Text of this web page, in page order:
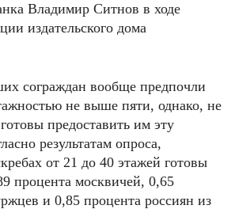
Владимир Ситнов в ходе
издательского дома
сограждан вообще предпочли
не выше пяти, однако, не
предоставить им эту
результатам опроса,
от 21 до 40 этажей готовы
процента москвичей, 0,65
и 0,85 процента россиян из